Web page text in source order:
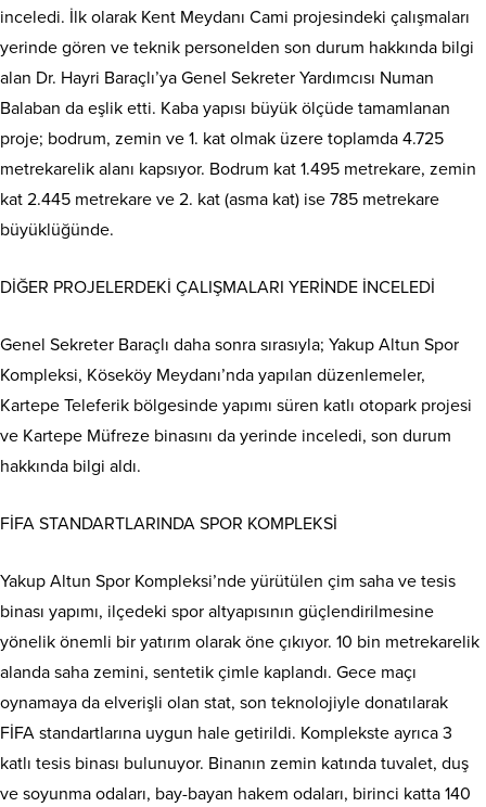
inceledi. İlk olarak Kent Meydanı Cami projesindeki çalışmaları
yerinde gören ve teknik personelden son durum hakkında bilgi
alan Dr. Hayri Baraçlı’ya Genel Sekreter Yardımcısı Numan
Balaban da eşlik etti. Kaba yapısı büyük ölçüde tamamlanan
proje; bodrum, zemin ve 1. kat olmak üzere toplamda 4.725
metrekarelik alanı kapsıyor. Bodrum kat 1.495 metrekare, zemin
kat 2.445 metrekare ve 2. kat (asma kat) ise 785 metrekare
büyüklüğünde.
DİĞER PROJELERDEKİ ÇALIŞMALARI YERİNDE İNCELEDİ
Genel Sekreter Baraçlı daha sonra sırasıyla; Yakup Altun Spor
Kompleksi, Köseköy Meydanı’nda yapılan düzenlemeler,
Kartepe Teleferik bölgesinde yapımı süren katlı otopark projesi
ve Kartepe Müfreze binasını da yerinde inceledi, son durum
hakkında bilgi aldı.
FİFA STANDARTLARINDA SPOR KOMPLEKSİ
Yakup Altun Spor Kompleksi’nde yürütülen çim saha ve tesis
binası yapımı, ilçedeki spor altyapısının güçlendirilmesine
yönelik önemli bir yatırım olarak öne çıkıyor. 10 bin metrekarelik
alanda saha zemini, sentetik çimle kaplandı. Gece maçı
oynamaya da elverişli olan stat, son teknolojiyle donatılarak
FİFA standartlarına uygun hale getirildi. Komplekste ayrıca 3
katlı tesis binası bulunuyor. Binanın zemin katında tuvalet, duş
ve soyunma odaları, bay-bayan hakem odaları, birinci katta 140